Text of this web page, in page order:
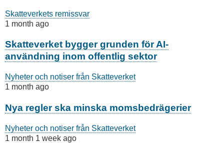
Skatteverkets remissvar
1 month ago
Skatteverket bygger grunden för AI-
användning inom offentlig sektor
Nyheter och notiser från Skatteverket
1 month ago
Nya regler ska minska momsbedrägerier
Nyheter och notiser från Skatteverket
1 month 1 week ago